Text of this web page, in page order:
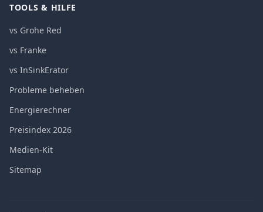
TOOLS & HILFE
vs Grohe Red
vs Franke
vs InSinkErator
Probleme beheben
Energierechner
Preisindex 2026
Medien-Kit
Sitemap